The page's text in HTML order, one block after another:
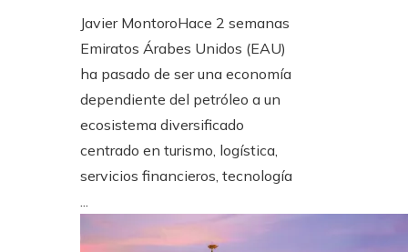
Javier MontoroHace 2 semanas
Emiratos Árabes Unidos (EAU)
ha pasado de ser una economía
dependiente del petróleo a un
ecosistema diversificado
centrado en turismo, logística,
servicios financieros, tecnología
...